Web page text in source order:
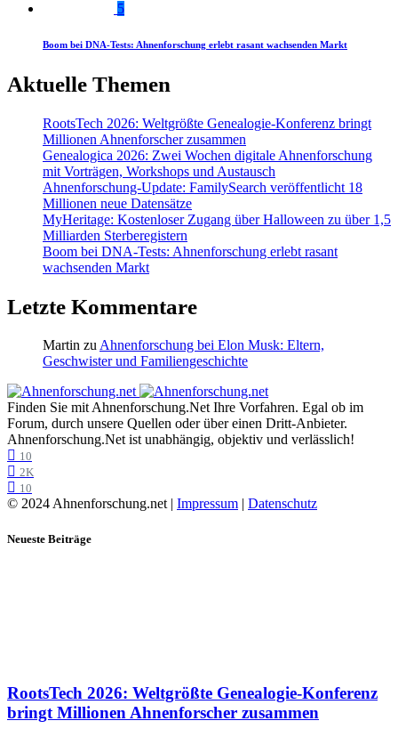
5
Boom bei DNA-Tests: Ahnenforschung erlebt rasant wachsenden Markt
Aktuelle Themen
RootsTech 2026: Weltgrößte Genealogie-Konferenz bringt
Millionen Ahnenforscher zusammen
Genealogica 2026: Zwei Wochen digitale Ahnenforschung
mit Vorträgen, Workshops und Austausch
Ahnenforschung-Update: FamilySearch veröffentlicht 18
Millionen neue Datensätze
MyHeritage: Kostenloser Zugang über Halloween zu über 1,5
Milliarden Sterberegistern
Boom bei DNA-Tests: Ahnenforschung erlebt rasant
wachsenden Markt
Letzte Kommentare
Martin zu Ahnenforschung bei Elon Musk: Eltern,
Geschwister und Familiengeschichte
Finden Sie mit Ahnenforschung.Net Ihre Vorfahren. Egal ob im
Forum, durch unsere Quellen oder über einen Dritt-Anbieter.
Ahnenforschung.Net ist unabhängig, objektiv und verlässlich!
10
2K
10
© 2024 Ahnenforschung.net | Impressum | Datenschutz
Neueste Beiträge
RootsTech 2026: Weltgrößte Genealogie-Konferenz
bringt Millionen Ahnenforscher zusammen